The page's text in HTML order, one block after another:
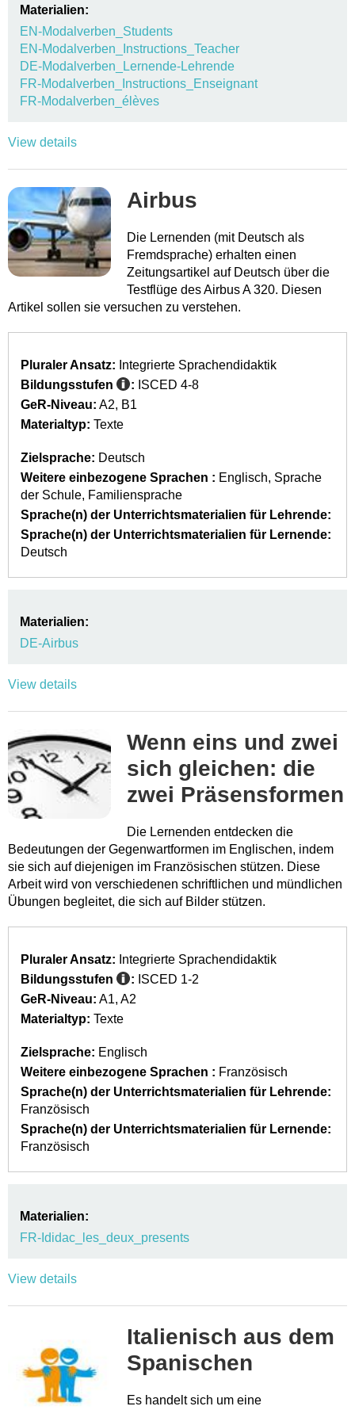
Materialien:
EN-Modalverben_Students
EN-Modalverben_Instructions_Teacher
DE-Modalverben_Lernende-Lehrende
FR-Modalverben_Instructions_Enseignant
FR-Modalverben_élèves
View details
Airbus
Die Lernenden (mit Deutsch als
Fremdsprache) erhalten einen
Zeitungsartikel auf Deutsch über die
Testflüge des Airbus A 320. Diesen
Artikel sollen sie versuchen zu verstehen.
Pluraler Ansatz: Integrierte Sprachendidaktik
Bildungsstufen
: ISCED 4-8
GeR-Niveau: A2
B1
Materialtyp: Texte
Zielsprache: Deutsch
Weitere einbezogene Sprachen : Englisch Sprache
der Schule Familiensprache
Sprache(n) der Unterrichtsmaterialien für Lehrende:
Sprache(n) der Unterrichtsmaterialien für Lernende:
Deutsch
Materialien:
DE-Airbus
View details
Wenn eins und zwei
sich gleichen: die
zwei Präsensformen
Die Lernenden entdecken die
Bedeutungen der Gegenwartformen im Englischen, indem
sie sich auf diejenigen im Französischen stützen. Diese
Arbeit wird von verschiedenen schriftlichen und mündlichen
Übungen begleitet, die sich auf Bilder stützen.
Pluraler Ansatz: Integrierte Sprachendidaktik
Bildungsstufen
: ISCED 1-2
GeR-Niveau: A1 A2
Materialtyp: Texte
Zielsprache: Englisch
Weitere einbezogene Sprachen : Französisch
Sprache(n) der Unterrichtsmaterialien für Lehrende:
Französisch
Sprache(n) der Unterrichtsmaterialien für Lernende:
Französisch
Materialien:
FR-Ididac_les_deux_presents
View details
Italienisch aus dem
Spanischen
Es handelt sich um eine